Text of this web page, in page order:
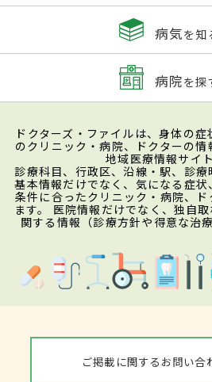
病気を知
病院を探
ドクターズ・ファイルは、身体の
のクリニック・病院、ドクターの
地域医療情報サイト
診療科目、行政区、沿線・駅、診
基本情報だけでなく、気になる症
条件に合ったクリニック・病院、
ます。 医院情報だけでなく、独自
関する情報（診療方針や得意な治
ご掲載に関するお問い合